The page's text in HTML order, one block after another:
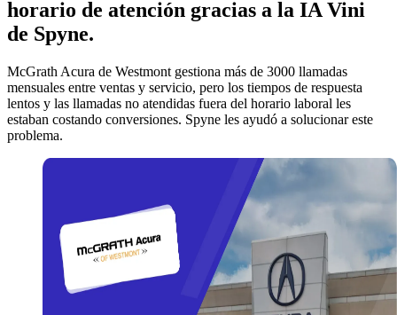
horario de atención gracias a la IA Vini
de Spyne.
McGrath Acura de Westmont gestiona más de 3000 llamadas
mensuales entre ventas y servicio, pero los tiempos de respuesta
lentos y las llamadas no atendidas fuera del horario laboral les
estaban costando conversiones. Spyne les ayudó a solucionar este
problema.